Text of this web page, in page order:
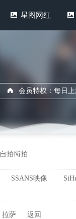
星图网红
会员特权：每日
自拍街拍
SSANS映像
拉萨 返回